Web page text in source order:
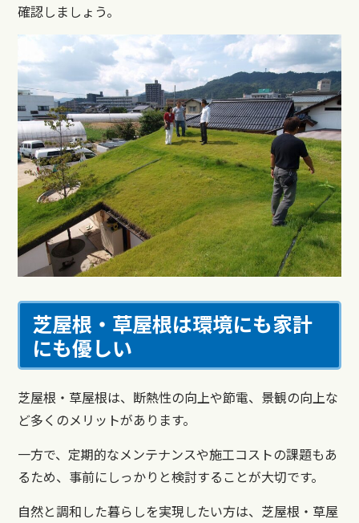
確認しましょう。
芝屋根・草屋根は環境にも家計
にも優しい
芝屋根・草屋根は、断熱性の向上や節電、景観の向上な
ど多くのメリットがあります。
一方で、定期的なメンテナンスや施工コストの課題もあ
るため、事前にしっかりと検討することが大切です。
自然と調和した暮らしを実現したい方は、芝屋根・草屋